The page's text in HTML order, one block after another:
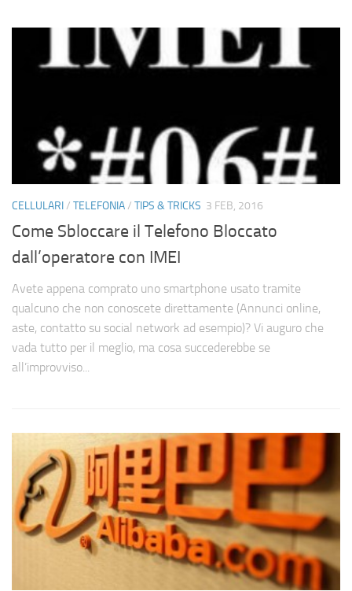
CELLULARI/ TELEFONIA/ TIPS & TRICKS 3 FEB, 2016
Come Sbloccare il Telefono Bloccato
dall’operatore con IMEI
Avete appena comprato uno smartphone usato tramite
qualcuno che non conoscete direttamente (Annunci online,
aste, contatto su social network ad esempio)? Vi auguro che
vada tutto per il meglio, ma cosa succederebbe se
all’improvviso...